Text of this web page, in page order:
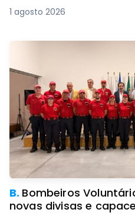
1 agosto 2026
B. Bombeiros
novas divisas e